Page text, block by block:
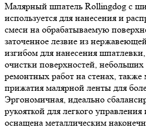
Малярный шпатель Rollingdog с
используется для нанесения и
смеси на обрабатываемую
заточенное лезвие из
изгибом для нанесения
очистки поверхностей,
ремонтных работ на стенах, также
прижатия малярной ленты для
Эргономичная, идеально
рукояткой для легкого
оснащена металлическим